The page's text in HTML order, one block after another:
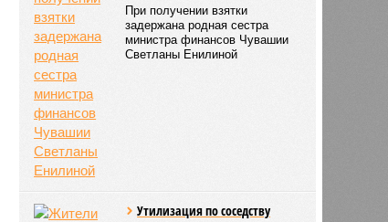
При получении взятки
задержана родная сестра
министра финансов Чувашии
Светланы Енилиной
Утилизация по соседству